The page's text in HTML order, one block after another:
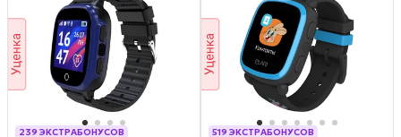
239 ЭКСТРАБОНУСОВ
519 ЭКСТРАБОНУСОВ